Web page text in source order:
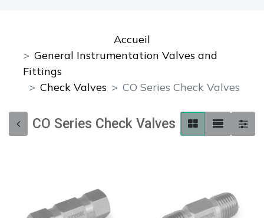
Accueil
General Instrumentation Valves and
Fittings
Check Valves
CO Series Check Valves
CO Series Check Valves